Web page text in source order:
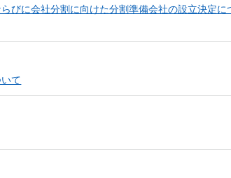
びに会社分割に向けた分割準備会社の設立決定に
て